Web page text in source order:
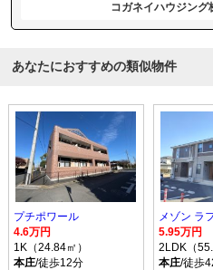
コガネイハウジン
あなたにおすすめの類似物件
プチポワール
4.6万円
1K（24.84㎡）
本庄/徒歩12分
メゾン ラ
5.95万円
2LDK（
本庄/徒歩